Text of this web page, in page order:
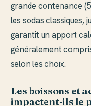
grande contenance
les sodas classiques,
garantit un apport
généralement
selon les choix.
Les boissons et
impactent-ils le